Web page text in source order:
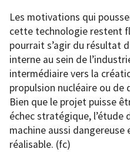
Les motivations qui
cette technologie restent
pourrait s’agir du résultat
interne au sein de
intermédiaire vers la
propulsion nucléaire ou de
Bien que le projet puisse
échec stratégique, l’étude
machine aussi
réalisable. (fc)